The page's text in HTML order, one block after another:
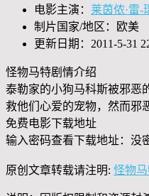
电影主演： 莱茵侬·雷-
制片国家/地区：欧美
更新日期：2011-5-31
怪物马特剧情介绍
泰勒家的小狗马科斯被邪恶
救他们心爱的宠物，然而邪
免费电影下载地址
输入密码查看下载地址：没
原创文章转载请注明: 怪物马